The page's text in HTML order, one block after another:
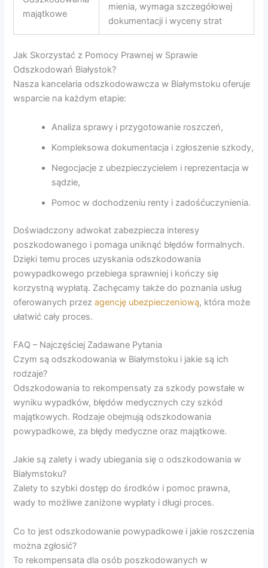
majątkowe
mienia, wymaga szczegółowej
dokumentacji i wyceny strat
Jak Skorzystać z Pomocy Prawnej w Sprawie
Odszkodowań Białystok?
Nasza kancelaria odszkodowawcza w Białymstoku oferuje
wsparcie na każdym etapie:
Analiza sprawy i przygotowanie roszczeń,
Kompleksowa dokumentacja i zgłoszenie szkody,
Negocjacje z ubezpieczycielem i reprezentacja w
sądzie,
Pomoc w dochodzeniu renty i zadośćuczynienia.
Doświadczony adwokat zabezpiecza interesy
poszkodowanego i pomaga uniknąć błędów formalnych.
Dzięki temu proces uzyskania odszkodowania
powypadkowego przebiega sprawniej i kończy się
korzystną wypłatą. Zachęcamy także do poznania usług
oferowanych przezagencję ubezpieczeniową, która może
ułatwić cały proces.
FAQ – Najczęściej Zadawane Pytania
Czym są odszkodowania w Białymstoku i jakie są ich
rodzaje?
Odszkodowania to rekompensaty za szkody powstałe w
wyniku wypadków, błędów medycznych czy szkód
majątkowych. Rodzaje obejmują odszkodowania
powypadkowe, za błędy medyczne oraz majątkowe.
Jakie są zalety i wady ubiegania się o odszkodowania w
Białymstoku?
Zalety to szybki dostęp do środków i pomoc prawna,
wady to możliwe zaniżone wypłaty i długi proces.
Co to jest odszkodowanie powypadkowe i jakie roszczenia
można zgłosić?
To rekompensata dla osób poszkodowanych w